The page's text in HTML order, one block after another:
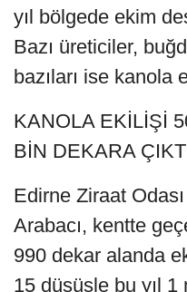
yıl bölgede ekim
Bazı üreticiler,
bazıları ise kanola
KANOLA EKİLİŞİ
BİN DEKARA
Edirne Ziraat
Arabacı, kentte
990 dekar alanda
15 düşüşle bu yıl